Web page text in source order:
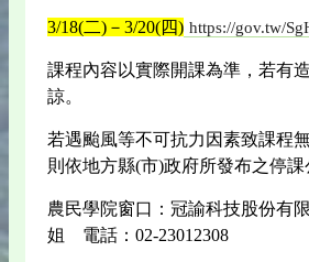
3/18(二)－3/20(四) https://gov.tw/
課程內容以實際開課為準，若有
諒。
若遇颱風等不可抗力因素致課程
則依地方縣(市)政府所發布之停課
農民學院窗口：冠諭科技股份
姐 電話：02-23012308